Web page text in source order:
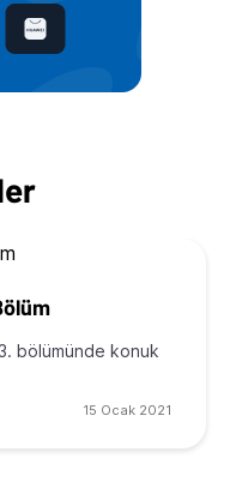
bölümünde konuk
15 Ocak 2021